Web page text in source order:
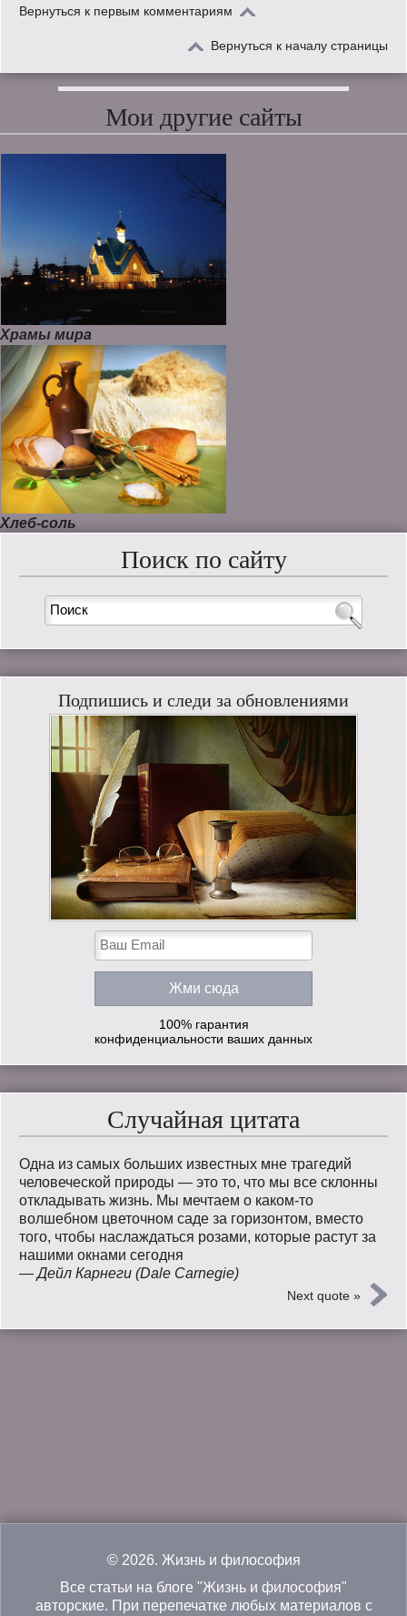
Вернуться к первым комментариям
Вернуться к началу страницы
Мои другие сайты
Храмы мира
Хлеб-соль
Поиск по сайту
Подпишись и следи за обновлениями
100% гарантия
конфиденциальности ваших данных
Случайная цитата
Одна из самых больших известных мне трагедий
человеческой природы — это то, что мы все склонны
откладывать жизнь. Мы мечтаем о каком-то
волшебном цветочном саде за горизонтом, вместо
того, чтобы наслаждаться розами, которые растут за
нашими окнами сегодня
—Дейл Карнеги (Dale Carnegie)
Next quote »
© 2026. Жизнь и философия
Все статьи на блоге "Жизнь и философия"
авторские. При перепечатке любых материалов с